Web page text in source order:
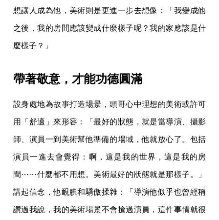
想讓人成為他，美術則是更進一步去想像：「我變成他
之後，我的房間應該變成什麼樣子呢？我的家應該是什
麼樣子？」
帶著敬意，才能功德圓滿
設身處地為故事打造場景，頭哥心中理想的美術或許可
用「舒適」來形容：「最好的狀態，就是當導演、攝影
師、演員一到美術幫他準備的場域，他就放心了。包括
演員一進去會覺得：啊，這是我的世界，這是我的房
間⋯⋯什麼都不用想。美術最好的狀態就是那樣子。」
講起信念，他靦腆和驕傲揉雜：「導演他似乎也曾經稱
讚過我說，我的美術場景不會搶過演員，這件事情就很